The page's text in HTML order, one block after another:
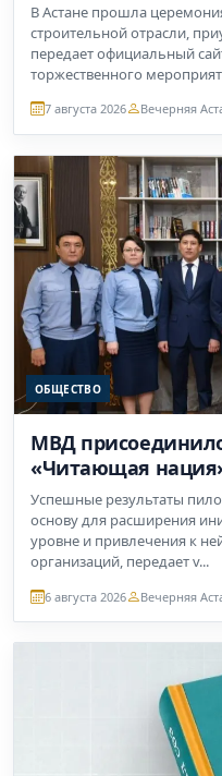
В Астане прошла
строительной отрасли,
передает официальный
торжественного
7 августа 2026 Вечерняя
ОБЩЕСТВО
МВД
«Читающая
Успешные результаты
основу для расширения
уровне и привлечения к
организаций, передает v...
6 августа 2026 Вечерняя